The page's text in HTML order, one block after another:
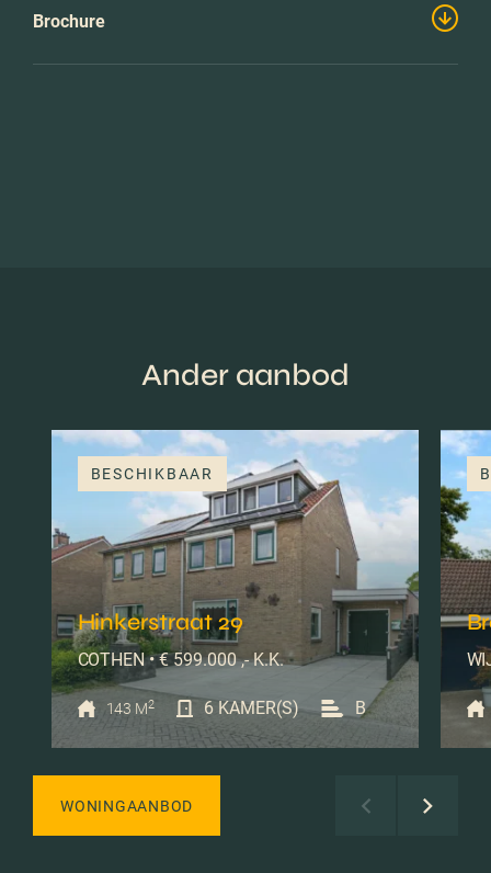
Brochure
Ander aanbod
BESCHIKBAAR
Hinkerstraat 29
COTHEN • € 599.000 ,- K.K.
143 M2 6 KAMER(S) B
WONINGAANBOD